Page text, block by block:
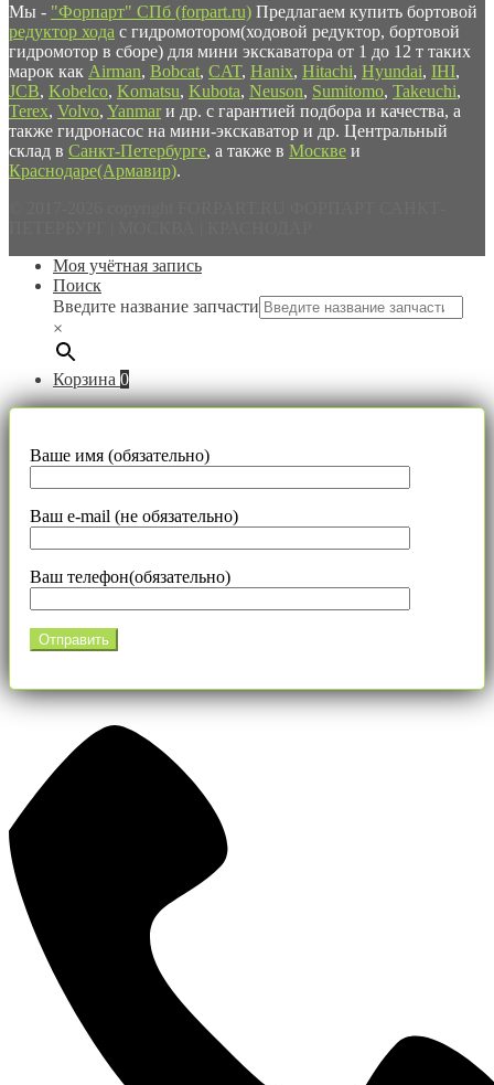
Мы - "Форпарт" СПб (forpart.ru) Предлагаем купить бортовой
редуктор хода с гидромотором(ходовой редуктор, бортовой
гидромотор в сборе) для мини экскаватора от 1 до 12 т таких
марок как Airman, Bobcat, CAT, Hanix, Hitachi, Hyundai, IHI,
JCB, Kobelco, Komatsu, Kubota, Neuson, Sumitomo, Takeuchi,
Terex, Volvo, Yanmar и др. с гарантией подбора и качества, а
также гидронасос на мини-экскаватор и др. Центральный
склад в Санкт-Петербурге, а также в Москве и
Краснодаре(Армавир).
Моя учётная запись
Поиск
Введите название запчасти
×
Корзина 0
Ваше имя (обязательно)
Ваш e-mail (не обязательно)
Ваш телефон(обязательно)